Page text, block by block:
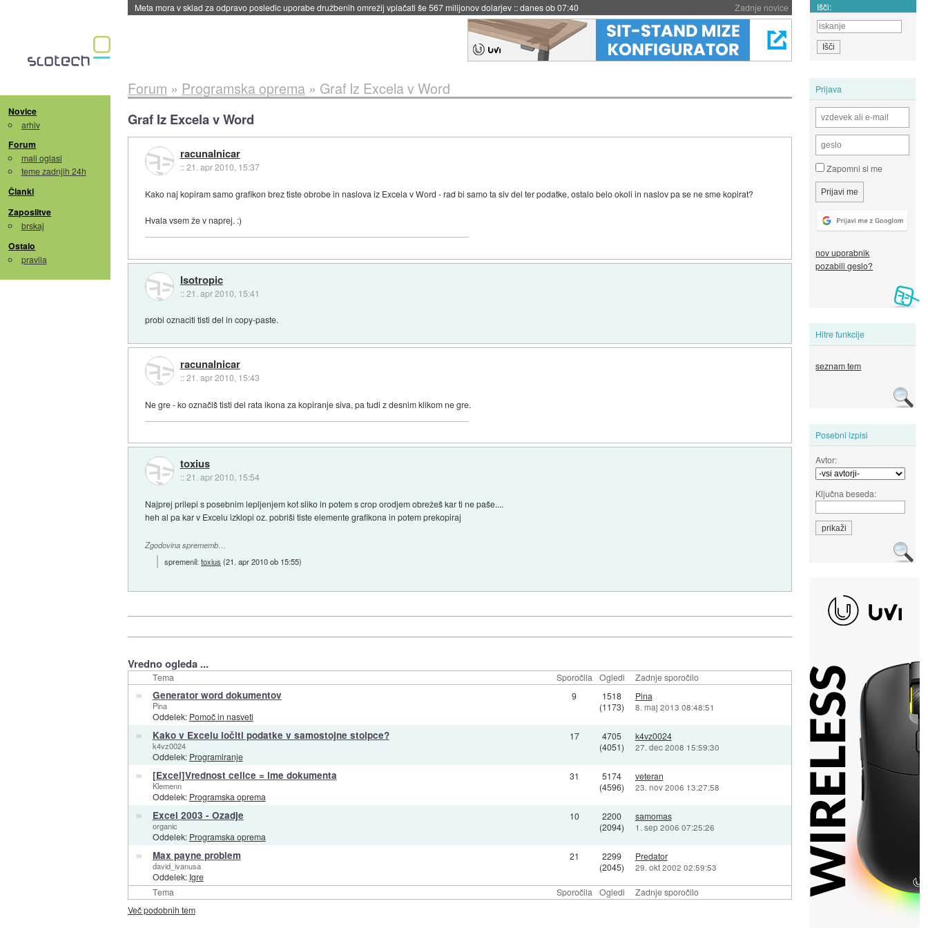
Zadnje novice
Meta mora v sklad za odpravo posledic uporabe družbenih omrežij vplačati še 567 milijonov dolarjev ::danes ob 07:40 Išči:
Novice
arhiv
Forum
mali oglasi
teme zadnjih 24h
Članki
Zaposlitve
brskaj
Ostalo
pravila
Prijava
Zapomni si me
nov uporabnik
pozabili geslo?
Hitre funkcije
seznam tem
Posebni izpisi
Avtor:
Ključna beseda:
Forum » Programska oprema» Graf Iz Excela v Word
Graf Iz Excela v Word
racunalnicar
::21. apr 2010, 15:37
Kako naj kopiram samo grafikon brez tiste obrobe in naslova iz Excela v Word - rad bi samo ta siv del ter podatke, ostalo belo okoli in naslov pa se ne sme kopirat?
Hvala vsem že v naprej. :)
Isotropic
::21. apr 2010, 15:41
probi oznaciti tisti del in copy-paste.
racunalnicar
::21. apr 2010, 15:43
Ne gre - ko označiš tisti del rata ikona za kopiranje siva, pa tudi z desnim klikom ne gre.
toxius
::21. apr 2010, 15:54
Najprej prilepi s posebnim lepljenjem kot sliko in potem s crop orodjem obrežeš kar ti ne paše....
heh al pa kar v Excelu izklopi oz. pobriši tiste elemente grafikona in potem prekopiraj
Zgodovina sprememb…
spremenil:toxius (21. apr 2010 ob 15:55)
Vredno ogleda ...
Tema Sporočila Ogledi Zadnje sporočilo
Tema Sporočila Ogledi Zadnje sporočilo
» Generator word dokumentov
Pina
Oddelek: Pomoč in nasveti
9
1518
(1173)
Pina
8. maj 2013 08:48:51
» Kako v Excelu ločiti podatke v samostojne stolpce?
k4vz0024
Oddelek: Programiranje
17
4705
(4051)
k4vz0024
27. dec 2008 15:59:30
» [Excel]Vrednost celice = ime dokumenta
Klemenn
Oddelek: Programska oprema
31
5174
(4596)
veteran
23. nov 2006 13:27:58
» Excel 2003 - Ozadje
organic
Oddelek: Programska oprema
10
2200
(2094)
samomas
1. sep 2006 07:25:26
» Max payne problem
david_ivanusa
Oddelek: Igre
21
2299
(2045)
Predator
29. okt 2002 02:59:53
Več podobnih tem